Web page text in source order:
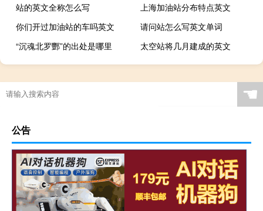
站的英文全称怎么写
上海加油站分布特点英文
你们开过加油站的车吗英文
请问站怎么写英文单词
“沉魂北罗酆”的出处是哪里
太空站将几月建成的英文
☚
公告